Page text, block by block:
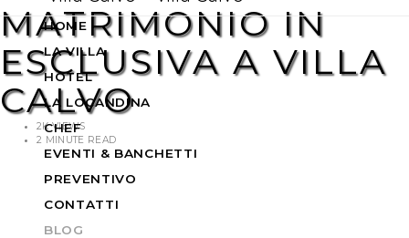
HOME
LA VILLA
HOTEL
LA LOCANDINA
CHEF
EVENTI & BANCHETTI
PREVENTIVO
CONTATTI
BLOG
MATRIMONIO IN
ESCLUSIVA A VILLA
CALVO
2K VIEWS
2 MINUTE READ